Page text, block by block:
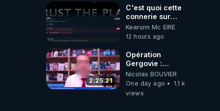
ORIGINE DU
PÉTROL -
C'est quoi cette
connerie sur
CrowdBunker
???? Si on ne
peut plus publier,
c'est un peu de la
censure. Ne
payez pas les
boucliers pour
voir mes vidéos,
c'est une arnaque
Kearunn Mc EIRE
12 hours ago
2:25:21
Opération
Gergovie :
‪@38resistancegauloise‬
‪@MarionSigautOfficiel‬
‪@gladysriifard5710‬
Nicolas BOUVIER
One day ago
1.1 k
views